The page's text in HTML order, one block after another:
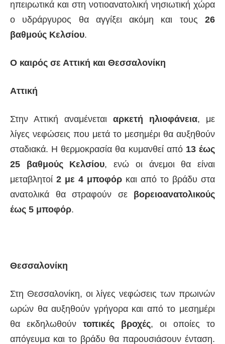
ηπειρωτικά και στη νοτιοανατολική νησιωτική χώρα
ο υδράργυρος θα αγγίξει ακόμη και τους 26
βαθμούς Κελσίου.
Ο καιρός σε Αττική και Θεσσαλονίκη
Αττική
Στην Αττική αναμένεται αρκετή ηλιοφάνεια, με
λίγες νεφώσεις που μετά το μεσημέρι θα αυξηθούν
σταδιακά. Η θερμοκρασία θα κυμανθεί από 13 έως
25 βαθμούς Κελσίου, ενώ οι άνεμοι θα είναι
μεταβλητοί 2 με 4 μποφόρ και από το βράδυ στα
ανατολικά θα στραφούν σε βορειοανατολικούς
έως 5 μποφόρ.
Θεσσαλονίκη
Στη Θεσσαλονίκη, οι λίγες νεφώσεις των πρωινών
ωρών θα αυξηθούν γρήγορα και από το μεσημέρι
θα εκδηλωθούν τοπικές βροχές, οι οποίες το
απόγευμα και το βράδυ θα παρουσιάσουν ένταση.